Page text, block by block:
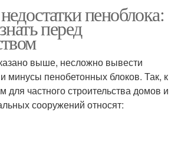
пеноблока:
перед
выше, несложно вывести
минусы пенобетонных блоков. Так, к
для частного строительства домов и
сооружений относят: